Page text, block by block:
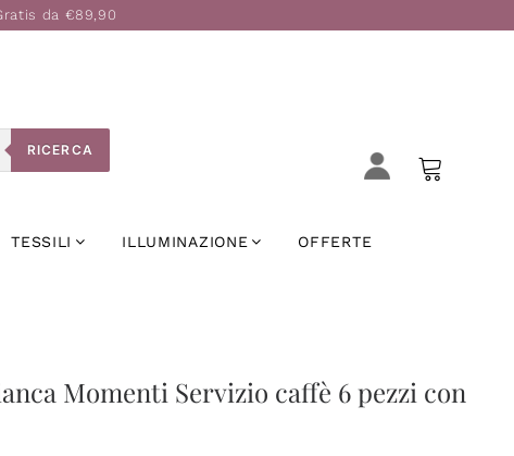
da €89,90
RICERCA
TESSILI ILLUMINAZIONE OFFERTE
Momenti Servizio caffè 6 pezzi con